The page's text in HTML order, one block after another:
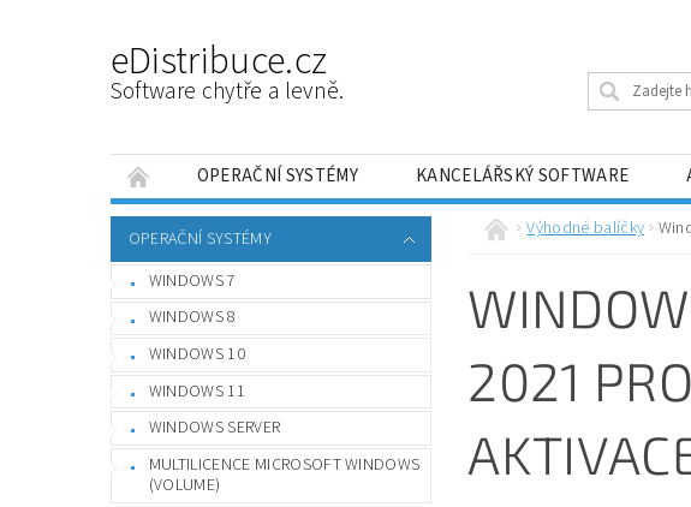
eDistribuce.cz
Software chytře a levně.
OPERAČNÍ SYSTÉMY KANCELÁŘSKÝ SOFTWARE
PRÁCE SE SOUBORY
OPTIMALIZACE A LADĚNÍ HRY
NÁVODY
JAK FUNGUJÍ DRUHOTNÉ LICENCE ?
OPERAČNÍ SYSTÉMY
WINDOWS 7
WINDOWS 8
WINDOWS 10
WINDOWS 11
WINDOWS SERVER
MULTILICENCE MICROSOFT WINDOWS
(VOLUME)
Výhodné balíčky
2021